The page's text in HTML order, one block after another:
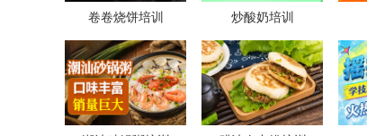
卷卷烧饼培训 炒酸奶培训